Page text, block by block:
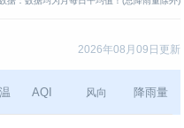
2026年08月09日更新
AQI 风向 降雨量